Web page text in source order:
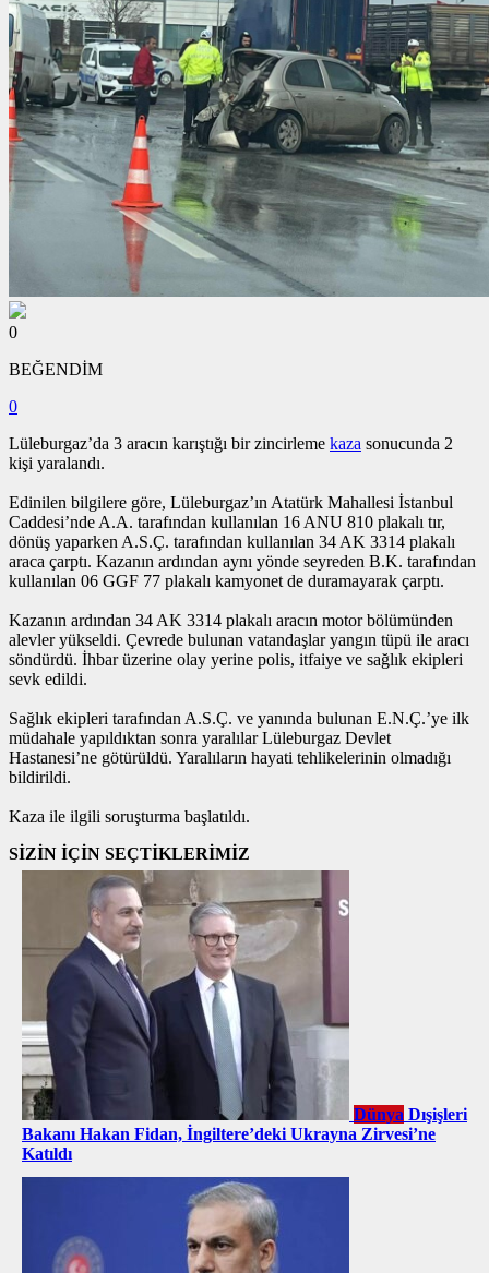
0
BEĞENDİM
0
Lüleburgaz’da 3 aracın karıştığı bir zincirleme kaza sonucunda 2
kişi yaralandı.
Edinilen bilgilere göre, Lüleburgaz’ın Atatürk Mahallesi İstanbul
Caddesi’nde A.A. tarafından kullanılan 16 ANU 810 plakalı tır,
dönüş yaparken A.S.Ç. tarafından kullanılan 34 AK 3314 plakalı
araca çarptı. Kazanın ardından aynı yönde seyreden B.K. tarafından
kullanılan 06 GGF 77 plakalı kamyonet de duramayarak çarptı.
Kazanın ardından 34 AK 3314 plakalı aracın motor bölümünden
alevler yükseldi. Çevrede bulunan vatandaşlar yangın tüpü ile aracı
söndürdü. İhbar üzerine olay yerine polis, itfaiye ve sağlık ekipleri
sevk edildi.
Sağlık ekipleri tarafından A.S.Ç. ve yanında bulunan E.N.Ç.’ye ilk
müdahale yapıldıktan sonra yaralılar Lüleburgaz Devlet
Hastanesi’ne götürüldü. Yaralıların hayati tehlikelerinin olmadığı
bildirildi.
Kaza ile ilgili soruşturma başlatıldı.
SİZİN İÇİN SEÇTİKLERİMİZ
Dünya Dışişleri
Bakanı Hakan Fidan, İngiltere’deki Ukrayna Zirvesi’ne
Katıldı